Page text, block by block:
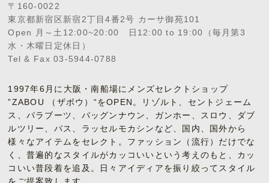
〒160-0022
東京都新宿区新宿2丁目4番2号 カーサ御苑101
Open 月～土12:00~20:00 日12:00 to 19:00（毎月第3
水・木曜日定休日）
Tel & Fax 03-5944-0788
1997年6月に大阪・南船場にメンズセレクトショップ
”ZABOU （ザボウ）“をOPEN。リゾルト、セントジェーム
ス、パラブーツ、バッグンナウン、ガンホー、スロウ、ダブ
ルツリー、バス、ラッセルモカシンなど、国内、国外から
様々なアイテムをセレクト。ファッション（流行）だけでな
く、普遍的なスタイルがカッコいいという考えのもと、カッ
コいい普段着を追及。日々アイディアを振り絞ってスタイル